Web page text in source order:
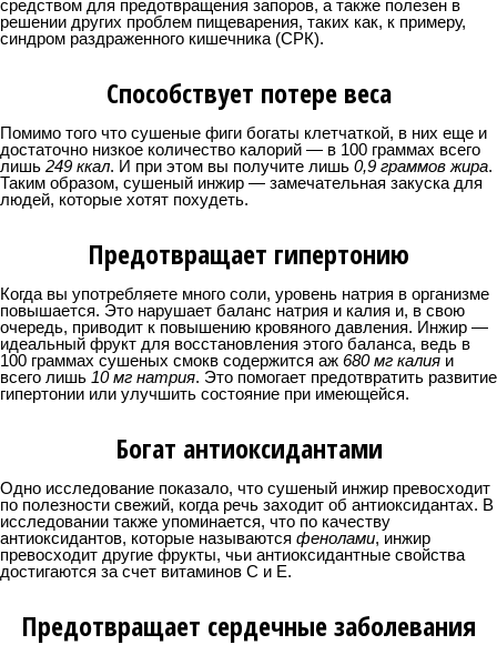
средством для предотвращения запоров, а также полезен в
решении других проблем пищеварения, таких как, к примеру,
синдром раздраженного кишечника (СРК).
Способствует потере веса
Помимо того что сушеные фиги богаты клетчаткой, в них еще и
достаточно низкое количество калорий — в 100 граммах всего
лишь 249 ккал. И при этом вы получите лишь 0,9 граммов жира.
Таким образом, сушеный инжир — замечательная закуска для
людей, которые хотят похудеть.
Предотвращает гипертонию
Когда вы употребляете много соли, уровень натрия в организме
повышается. Это нарушает баланс натрия и калия и, в свою
очередь, приводит к повышению кровяного давления. Инжир —
идеальный фрукт для восстановления этого баланса, ведь в
100 граммах сушеных смокв содержится аж 680 мг калия и
всего лишь 10 мг натрия. Это помогает предотвратить развитие
гипертонии или улучшить состояние при имеющейся.
Богат антиоксидантами
Одно исследование показало, что сушеный инжир превосходит
по полезности свежий, когда речь заходит об антиоксидантах. В
исследовании также упоминается, что по качеству
антиоксидантов, которые называются фенолами, инжир
превосходит другие фрукты, чьи антиоксидантные свойства
достигаются за счет витаминов С и Е.
Предотвращает сердечные заболевания